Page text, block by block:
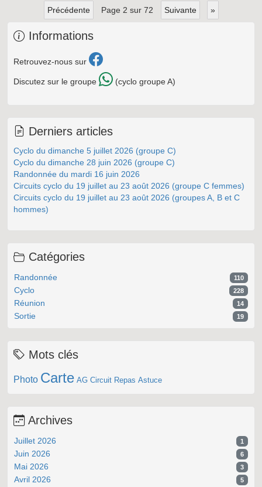
précédente page 2 sur 72 suivante »
Informations
Retrouvez-nous sur
Discutez sur le groupe (cyclo groupe A)
Derniers articles
Cyclo du dimanche 5 juillet 2026 (groupe C)
Cyclo du dimanche 28 juin 2026 (groupe C)
Randonnée du mardi 16 juin 2026
Circuits cyclo du 19 juillet au 23 août 2026 (groupe C femmes)
Circuits cyclo du 19 juillet au 23 août 2026 (groupes A, B et C
hommes)
Catégories
Randonnée 110
Cyclo 228
Réunion 14
Sortie 19
Mots clés
Photo Carte AG Circuit Repas Astuce
Archives
Juillet 2026 1
Juin 2026 6
Mai 2026 3
Avril 2026 5